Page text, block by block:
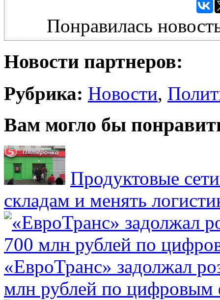
Понравилась
Новости партнеров:
Рубрика: Новости,
Вам могло бы
Продуктовые
складам и менять
«ЕвроТранс» задолжал
млн рублей по цифровым